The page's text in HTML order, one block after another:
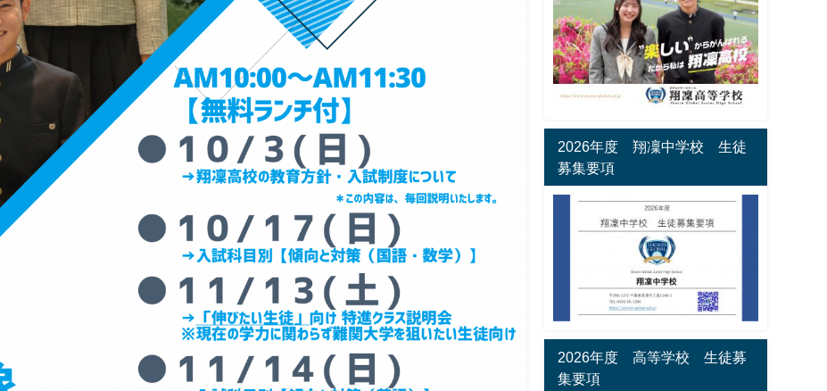
2026年度 翔凜中学校 生徒
募集要項
2026年度 高等学校 生徒募
集要項